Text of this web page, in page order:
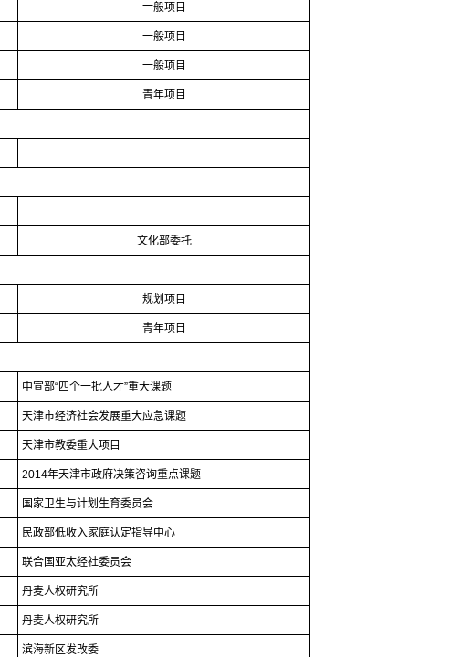
一般项目
一般项目
一般项目
青年项目
文化部委托
规划项目
青年项目
中宣部“四个一批人才”重大课题
天津市经济社会发展重大应急课题
天津市教委重大项目
2014年天津市政府决策咨询重点课题
国家卫生与计划生育委员会
民政部低收入家庭认定指导中心
联合国亚太经社委员会
丹麦人权研究所
丹麦人权研究所
滨海新区发改委